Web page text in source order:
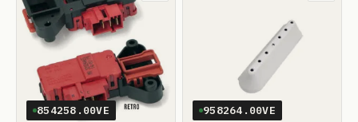
854258.00VE 958264.00VE